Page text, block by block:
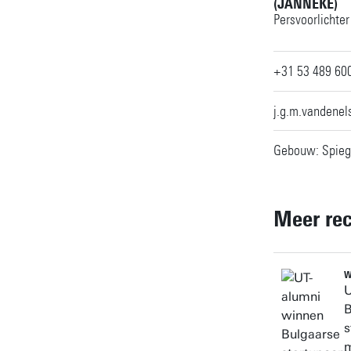
(JANNEKE)
Persvoorlichter
+31 53 489
Gebouw:
Meer